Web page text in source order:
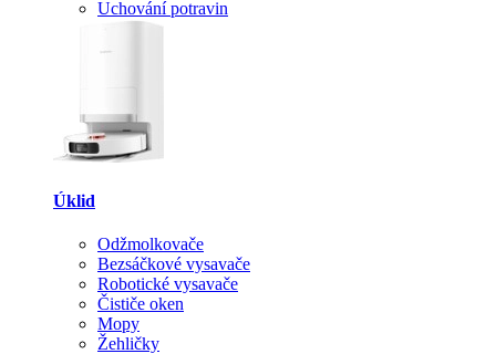
Uchování potravin
Úklid
Odžmolkovače
Bezsáčkové vysavače
Robotické vysavače
Čističe oken
Mopy
Žehličky